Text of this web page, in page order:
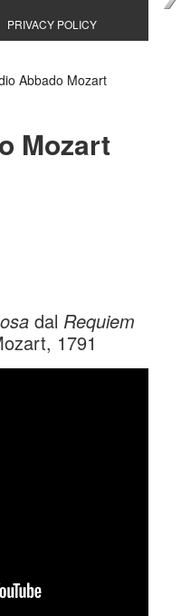
PRIVACY POLICY
Abbado Mozart
Mozart
dal Requiem
1791